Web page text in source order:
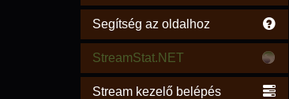
Segítség az oldalhoz
StreamStat.NET
Stream kezelő belépés